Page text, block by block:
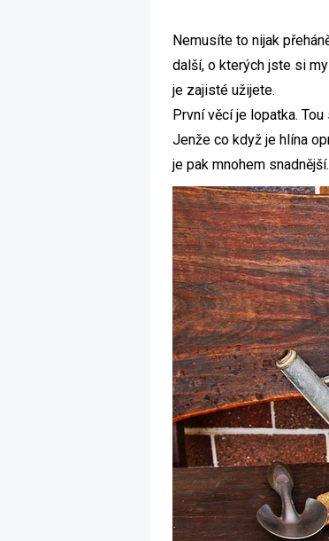
Nemusíte to nijak
další, o kterých jste si
je zajisté užijete.
První věcí je lopatka.
Jenže co když je hlína
je pak mnohem snadnější.